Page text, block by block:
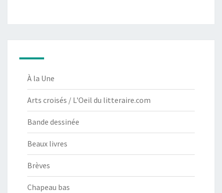
À la Une
Arts croisés / L'Oeil du litteraire.com
Bande dessinée
Beaux livres
Brèves
Chapeau bas